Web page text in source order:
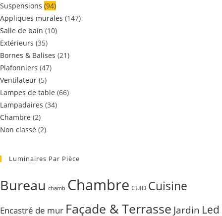
Suspensions (94)
Appliques murales (147)
Salle de bain (10)
Extérieurs (35)
Bornes & Balises (21)
Plafonniers (47)
Ventilateur (5)
Lampes de table (66)
Lampadaires (34)
Chambre (2)
Non classé (2)
Luminaires Par Pièce
Bureau chamb Chambre CUID Cuisine
Encastré de mur Façade & Terrasse Jardin Led